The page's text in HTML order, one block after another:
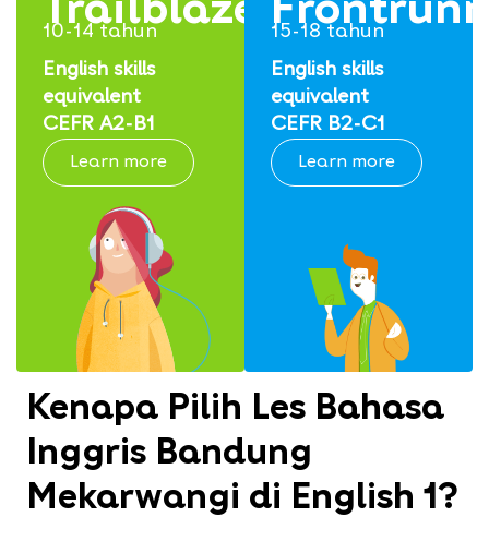
Trailblazers
10-14 tahun
English skills
equivalent
CEFR A2-B1
Learn more
15-18 tahun
English skills
equivalent
CEFR B2-C1
Learn more
Kenapa Pilih Les Bahasa
Inggris Bandung
Mekarwangi di English 1?